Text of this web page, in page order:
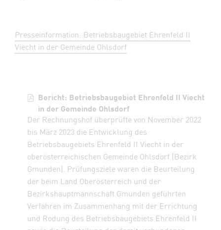
Presseinformation: Betriebsbaugebiet Ehrenfeld II
Viecht in der Gemeinde Ohlsdorf
Bericht: Betriebsbaugebiet Ehrenfeld II Viecht
in der Gemeinde Ohlsdorf
Der Rechnungshof überprüfte von November 2022
bis März 2023 die Entwicklung des
Betriebsbaugebiets Ehrenfeld II Viecht in der
oberösterreichischen Gemeinde Ohlsdorf (Bezirk
Gmunden). Prüfungsziele waren die Beurteilung
der beim Land Oberösterreich und der
Bezirkshauptmannschaft Gmunden geführten
Verfahren im Zusammenhang mit der Errichtung
und Rodung des Betriebsbaugebiets Ehrenfeld II